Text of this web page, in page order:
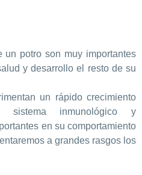
un potro son muy importantes
y desarrollo el resto de su
un rápido crecimiento
sistema inmunológico y
en su comportamiento
a grandes rasgos los